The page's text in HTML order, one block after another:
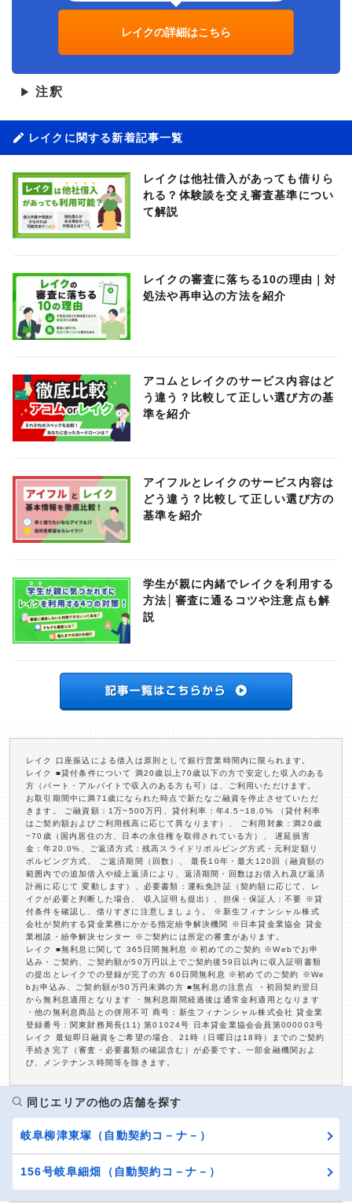
レイクの詳細はこちら
▶ 注釈
レイクに関する新着記事一覧
レイクは他社借入があっても借りら
れる？体験談を交え審査基準につい
て解説
レイクの審査に落ちる10の理由｜対
処法や再申込の方法を紹介
アコムとレイクのサービス内容はど
う違う？比較して正しい選び方の基
準を紹介
アイフルとレイクのサービス内容は
どう違う？比較して正しい選び方の
基準を紹介
学生が親に内緒でレイクを利用する
方法│審査に通るコツや注意点も解
説
レイク 口座振込による借入は原則として銀行営業時間内に限られます。
レイク ■貸付条件について 満20歳以上70歳以下の方で安定した収入のある
方（パート・アルバイトで収入のある方も可）は、ご利用いただけます。
お取引期間中に満71歳になられた時点で新たなご融資を停止させていただ
きます。 ご融資額：1万~500万円、貸付利率：年4.5~18.0% （貸付利率
はご契約額およびご利用残高に応じて異なります）、 ご利用対象：満20歳
~70歳（国内居住の方、日本の永住権を取得されている方）、 遅延損害
金：年20.0%、ご返済方式：残高スライドリボルビング方式・元利定額リ
ボルビング方式、 ご返済期間（回数）、 最長10年・最大120回（融資額の
範囲内での追加借入や繰上返済により、返済期間・回数はお借入れ及び返済
計画に応じて 変動します）、必要書類：運転免許証（契約額に応じて、レ
イクが必要と判断した場合、 収入証明も提出）、担保・保証人：不要 ※貸
付条件を確認し、借りすぎに注意しましょう。 ※新生フィナンシャル株式
会社が契約する貸金業務にかかる指定紛争解決機関 ※日本貸金業協会 貸金
業相談・紛争解決センター ※ご契約には所定の審査があります。
レイク ■無利息に関して 365日間無利息 ※初めてのご契約 ※Webでお申
込み・ご契約、ご契約額が50万円以上でご契約後59日以内に収入証明書類
の提出とレイクでの登録が完了の方 60日間無利息 ※初めてのご契約 ※We
bお申込み、ご契約額が50万円未満の方 ■無利息の注意点 ・初回契約翌日
から無利息適用となります ・無利息期間経過後は通常金利適用となります
・他の無利息商品との併用不可 商号：新生フィナンシャル株式会社 貸金業
登録番号：関東財務局長(11) 第01024号 日本貸金業協会会員第000003号
レイク 最短即日融資をご希望の場合、21時（日曜日は18時）までのご契約
手続き完了（審査・必要書類の確認含む）が必要です。一部金融機関およ
び、メンテナンス時間等を除きます。
同じエリアの他の店舗を探す
岐阜柳津東塚（自動契約コ－ナ－）
156号岐阜細畑（自動契約コ－ナ－）